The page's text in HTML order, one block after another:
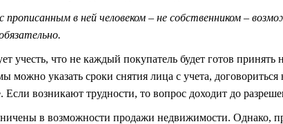
в ней человеком – не собственником –
учесть, что не каждый покупатель будет готов принять
указать сроки снятия лица с учета, договориться
возникают трудности, то вопрос доходит до
в возможности продажи недвижимости. Однако,